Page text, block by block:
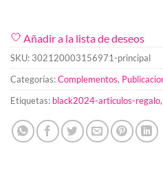
Añadir a la lista de deseos
SKU: 302120003156971-principal
Categorías:Complementos,
Etiquetas: black2024-articulos-regalo,